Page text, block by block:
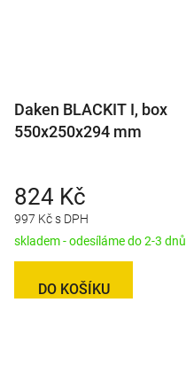
Daken BLACKIT I, box
550x250x294 mm
997 Kč s DPH
824 Kč
skladem - odesíláme do 2-3 dnů
DO KOŠÍKU